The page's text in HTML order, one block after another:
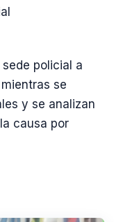
policial a
se
y se analizan
causa por